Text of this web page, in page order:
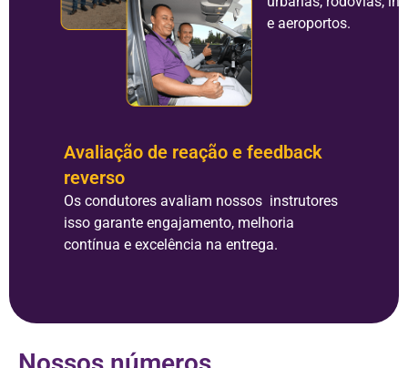
e aeroportos.
Avaliação de reação e feedback
reverso
Os condutores avaliam nossos instrutores
isso garante engajamento, melhoria
contínua e excelência na entrega.